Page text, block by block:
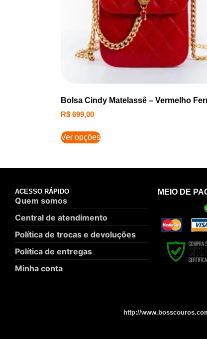
Bolsa Cindy Matelassê – Vermelho
R$ 699,00
Ver opções
ACESSO RÁPIDO
Quem somos
Central de atendimento
Política de trocas e devoluções
Política de entregas
Minha conta
MEIO DE
http://